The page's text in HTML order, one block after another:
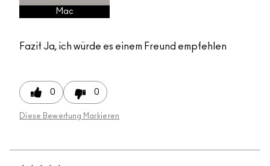
Mac
Fazit Ja, ich würde es einem Freund empfehlen
0 0
Diese Bewertung Markieren